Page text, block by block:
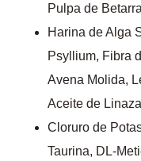
Pulpa de
Harina de Alga
Psyllium, Fibra
Avena Molida,
Aceite de
Cloruro de
Taurina, DL-